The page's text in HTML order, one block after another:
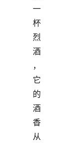
一
杯
烈
酒
，
它
的
酒
香
从